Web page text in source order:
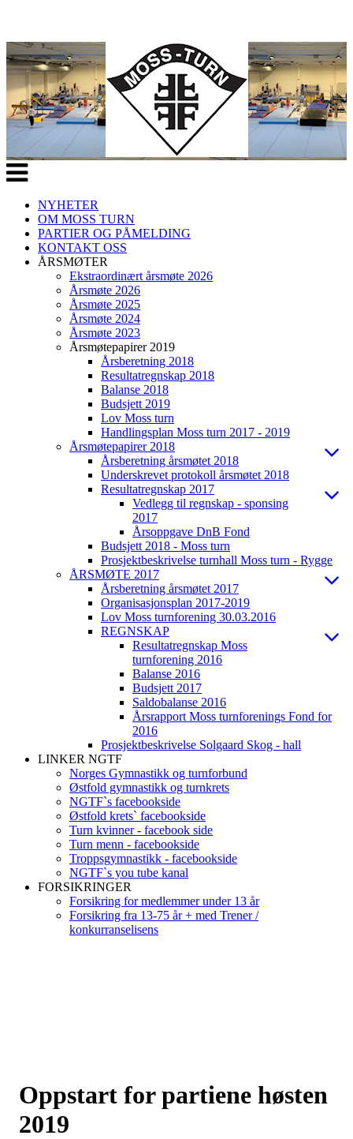
Veksle
navigasjon
NYHETER
OM MOSS TURN
PARTIER OG PÅMELDING
KONTAKT OSS
ÅRSMØTER
Ekstraordinært årsmøte 2026
Årsmøte 2026
Årsmøte 2025
Årsmøte 2024
Årsmøte 2023
Årsmøtepapirer 2019
Årsberetning 2018
Resultatregnskap 2018
Balanse 2018
Budsjett 2019
Lov Moss turn
Handlingsplan Moss turn 2017 - 2019
Årsmøtepapirer 2018
Årsberetning årsmøtet 2018
Underskrevet protokoll årsmøtet 2018
Resultatregnskap 2017
Vedlegg til regnskap - sponsing
2017
Årsoppgave DnB Fond
Budsjett 2018 - Moss turn
Prosjektbeskrivelse turnhall Moss turn - Rygge
ÅRSMØTE 2017
Årsberetning årsmøtet 2017
Organisasjonsplan 2017-2019
Lov Moss turnforening 30.03.2016
REGNSKAP
Resultatregnskap Moss
turnforening 2016
Balanse 2016
Budsjett 2017
Saldobalanse 2016
Årsrapport Moss turnforenings Fond for
2016
Prosjektbeskrivelse Solgaard Skog - hall
LINKER NGTF
Norges Gymnastikk og turnforbund
Østfold gymnastikk og turnkrets
NGTF`s facebookside
Østfold krets` facebookside
Turn kvinner - facebook side
Turn menn - facebookside
Troppsgymnastikk - facebookside
NGTF`s you tube kanal
FORSIKRINGER
Forsikring for medlemmer under 13 år
Forsikring fra 13-75 år + med Trener /
konkurranselisens
Oppstart for partiene høsten
2019